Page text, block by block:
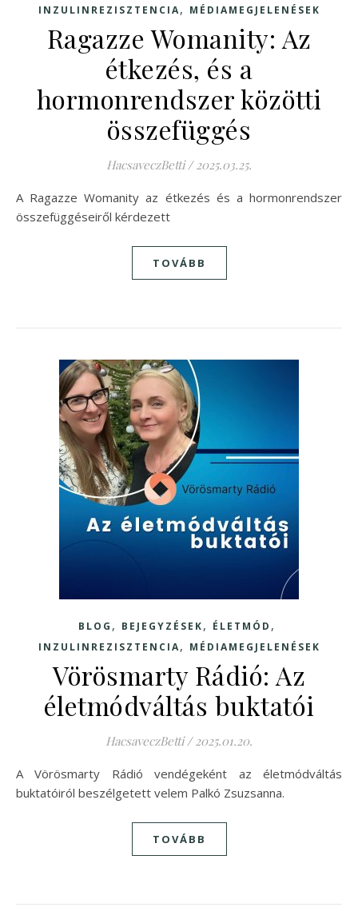
INZULINREZISZTENCIA, MÉDIAMEGJELENÉSEK
Ragazze Womanity: Az
étkezés, és a
hormonrendszer közötti
összefüggés
HacsaveczBetti / 2025.03.25.
A Ragazze Womanity az étkezés és a hormonrendszer
összefüggéseiről kérdezett
TOVÁBB
BLOG , BEJEGYZÉSEK, ÉLETMÓD ,
INZULINREZISZTENCIA, MÉDIAMEGJELENÉSEK
Vörösmarty Rádió: Az
életmódváltás buktatói
HacsaveczBetti / 2025.01.20.
A Vörösmarty Rádió vendégeként az életmódváltás
buktatóiról beszélgetett velem Palkó Zsuzsanna.
TOVÁBB